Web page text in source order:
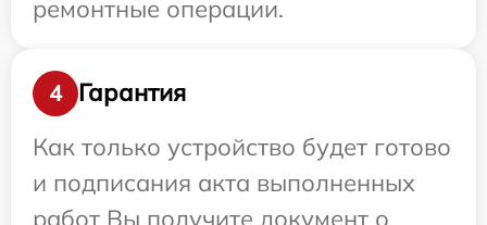
ремонтные операции.
4
Гарантия
Как только устройство будет готово
и подписания акта выполненных
работ Вы получите документ о